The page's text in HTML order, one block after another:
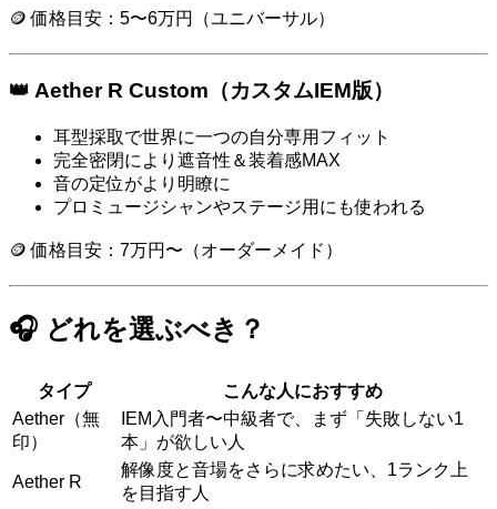
🪙 価格目安：5〜6万円（ユニバーサル）
👑 Aether R Custom（カスタムIEM版）
耳型採取で世界に一つの自分専用フィット
完全密閉により遮音性＆装着感MAX
音の定位がより明瞭に
プロミュージシャンやステージ用にも使われる
🪙 価格目安：7万円〜（オーダーメイド）
🎧 どれを選ぶべき？
タイプ
こんな人におすすめ
Aether（無
印）
IEM入門者〜中級者で、まず「失敗しない1
本」が欲しい人
Aether R
解像度と音場をさらに求めたい、1ランク上
を目指す人